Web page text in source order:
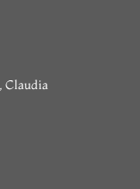
Claudia